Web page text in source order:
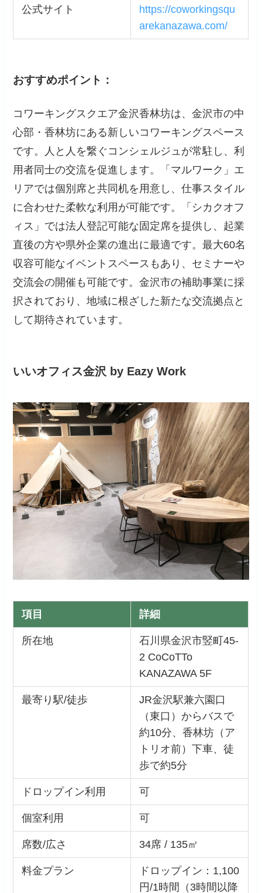
公式サイト
https://coworkingsqu
arekanazawa.com/
おすすめポイント：
コワーキングスクエア金沢香林坊は、金沢市の中
心部・香林坊にある新しいコワーキングスペース
です。人と人を繋ぐコンシェルジュが常駐し、利
用者同士の交流を促進します。「マルワーク」エ
リアでは個別席と共同机を用意し、仕事スタイル
に合わせた柔軟な利用が可能です。「シカクオフ
ィス」では法人登記可能な固定席を提供し、起業
直後の方や県外企業の進出に最適です。最大60名
収容可能なイベントスペースもあり、セミナーや
交流会の開催も可能です。金沢市の補助事業に採
択されており、地域に根ざした新たな交流拠点と
して期待されています。
いいオフィス金沢 by Eazy Work
項目 詳細
所在地
石川県金沢市竪町45-
2 CoCoTTo
KANAZAWA 5F
最寄り駅/徒歩
JR金沢駅兼六園口
（東口）からバスで
約10分、香林坊（ア
トリオ前）下車、徒
歩で約5分
ドロップイン利用 可
個室利用 可
席数/広さ 34席 / 135㎡
料金プラン
ドロップイン：1,100
円/1時間（3時間以降